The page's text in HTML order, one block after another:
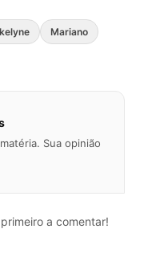
Mariano
Sua opinião
a comentar!